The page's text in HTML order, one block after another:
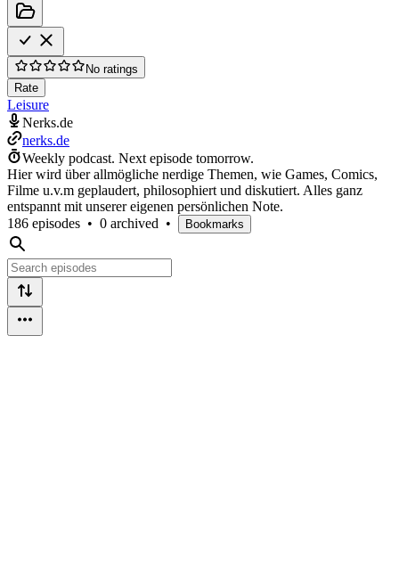
No ratings
Rate
Leisure
Nerks.de
nerks.de
Weekly podcast. Next episode tomorrow.
Hier wird über allmögliche nerdige Themen, wie Games, Comics,
Filme u.v.m geplaudert, philosophiert und diskutiert. Alles ganz
entspannt mit unserer eigenen persönlichen Note.
186 episodes • 0 archived • Bookmarks